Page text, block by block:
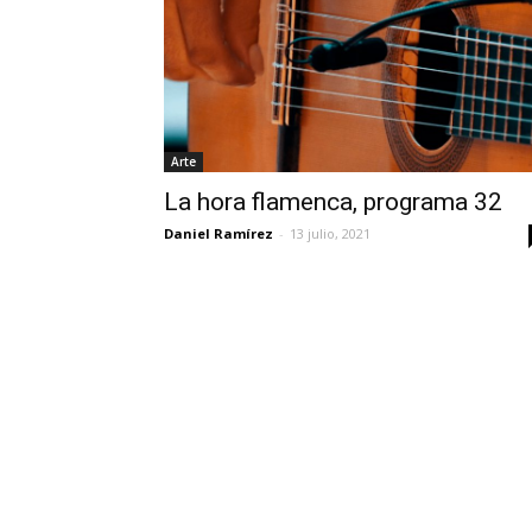
Arte
La hora flamenca, programa 32
Daniel Ramírez - 13 julio, 2021